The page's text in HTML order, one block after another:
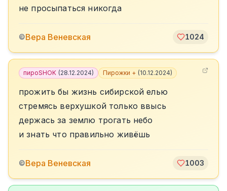
не просыпаться никогда
©Вера Веневская 1024
пироSHOK (28.12.2024) Пирожки + (10.12.2024)
прожить бы жизнь сибирской елью
стремясь верхушкой только ввысь
держась за землю трогать небо
и знать что правильно живёшь
©Вера Веневская 1003